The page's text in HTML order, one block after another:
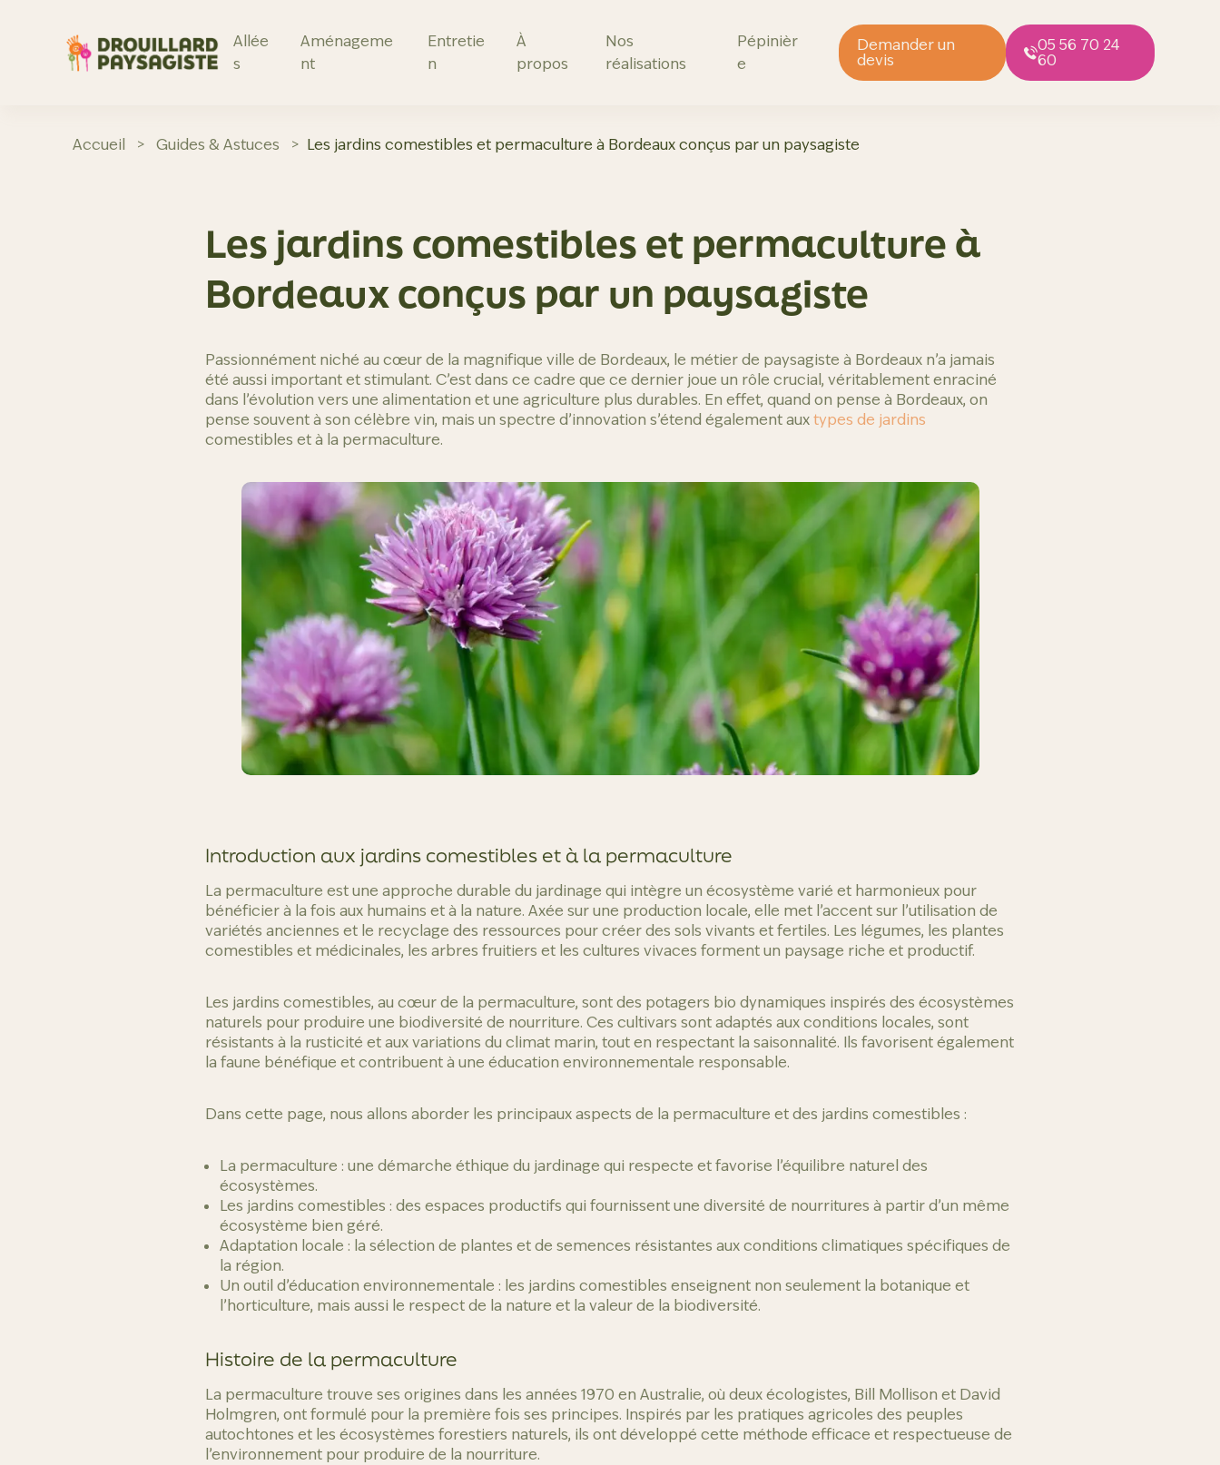
Allée
s
Aménageme
nt
Entretie
n
À
propos
Nos
réalisations
Pépinièr
e
Demander un
devis
05 56 70 24
60
Accueil > Guides & Astuces > Les jardins comestibles et permaculture à Bordeaux conçus par un paysagiste
Les jardins comestibles et permaculture à
Bordeaux conçus par un paysagiste
Passionnément niché au cœur de la magnifique ville de Bordeaux, le métier de paysagiste à Bordeaux n’a jamais
été aussi important et stimulant. C’est dans ce cadre que ce dernier joue un rôle crucial, véritablement enraciné
dans l’évolution vers une alimentation et une agriculture plus durables. En effet, quand on pense à Bordeaux, on
pense souvent à son célèbre vin, mais un spectre d’innovation s’étend également auxtypes de jardins
comestibles et à la permaculture.
Introduction aux jardins comestibles et à la permaculture
La permaculture est une approche durable du jardinage qui intègre un écosystème varié et harmonieux pour
bénéficier à la fois aux humains et à la nature. Axée sur une production locale, elle met l’accent sur l’utilisation de
variétés anciennes et le recyclage des ressources pour créer des sols vivants et fertiles. Les légumes, les plantes
comestibles et médicinales, les arbres fruitiers et les cultures vivaces forment un paysage riche et productif.
Les jardins comestibles, au cœur de la permaculture, sont des potagers bio dynamiques inspirés des écosystèmes
naturels pour produire une biodiversité de nourriture. Ces cultivars sont adaptés aux conditions locales, sont
résistants à la rusticité et aux variations du climat marin, tout en respectant la saisonnalité. Ils favorisent également
la faune bénéfique et contribuent à une éducation environnementale responsable.
Dans cette page, nous allons aborder les principaux aspects de la permaculture et des jardins comestibles :
La permaculture : une démarche éthique du jardinage qui respecte et favorise l’équilibre naturel des
écosystèmes.
Les jardins comestibles : des espaces productifs qui fournissent une diversité de nourritures à partir d’un même
écosystème bien géré.
Adaptation locale : la sélection de plantes et de semences résistantes aux conditions climatiques spécifiques de
la région.
Un outil d’éducation environnementale : les jardins comestibles enseignent non seulement la botanique et
l’horticulture, mais aussi le respect de la nature et la valeur de la biodiversité.
Histoire de la permaculture
La permaculture trouve ses origines dans les années 1970 en Australie, où deux écologistes, Bill Mollison et David
Holmgren, ont formulé pour la première fois ses principes. Inspirés par les pratiques agricoles des peuples
autochtones et les écosystèmes forestiers naturels, ils ont développé cette méthode efficace et respectueuse de
l’environnement pour produire de la nourriture.